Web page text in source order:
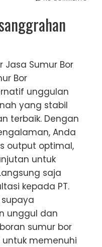
Jasa Sumur Bor
Bor
unggulan
yang stabil
terbaik. Dengan
Anda
output optimal,
untuk
saja
kepada PT.
unggul dan
sumur bor
memenuhi